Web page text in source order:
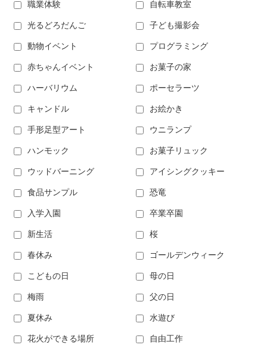
職業体験 自転車教室
光るどろだんご 子ども撮影会
動物イベント プログラミング
赤ちゃんイベント お菓子の家
ハーバリウム ポーセラーツ
キャンドル お絵かき
手形足型アート ウニランプ
ハンモック お菓子リュック
ウッドバーニング アイシングクッキー
食品サンプル 恐竜
入学入園 卒業卒園
新生活 桜
春休み ゴールデンウィーク
こどもの日 母の日
梅雨 父の日
夏休み 水遊び
花火ができる場所 自由工作